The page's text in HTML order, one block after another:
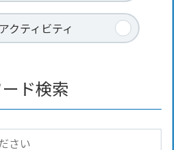
クティビティ
ド検索